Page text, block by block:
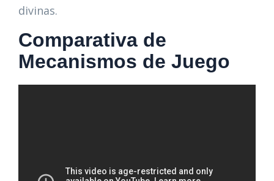
divinas.
Comparativa de
Mecanismos de Juego